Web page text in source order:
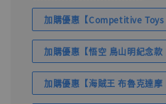
加購優惠【Competitive Toys
加購優惠【悟空 鳥山明紀念款
加購優惠【海賊王 布魯克達摩